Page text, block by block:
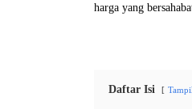
harga yang
Daftar Isi